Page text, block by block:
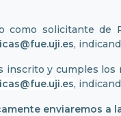
como solicitante de
,
inscrito y cumples
,
enviaremos